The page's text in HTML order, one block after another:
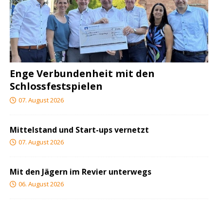
Enge Verbundenheit mit den
Schlossfestspielen
07. August 2026
Mittelstand und Start-ups vernetzt
07. August 2026
Mit den Jägern im Revier unterwegs
06. August 2026